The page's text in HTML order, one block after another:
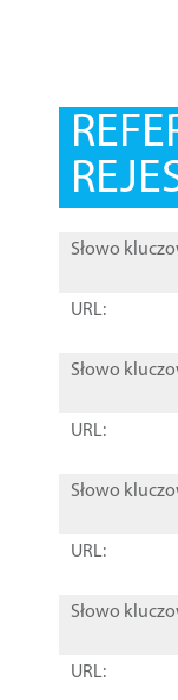
Słowo
URL:
Słowo
URL:
Słowo
URL:
Słowo
URL: